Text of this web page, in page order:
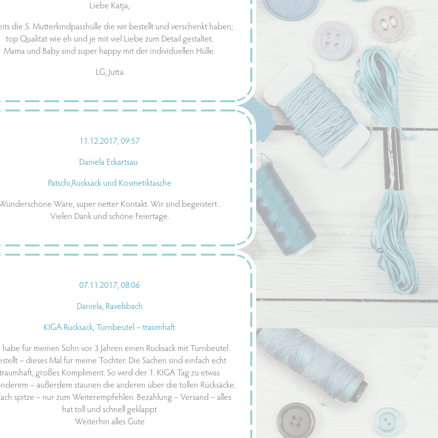
Liebe Katja,
die 5. Mutterkindpasshülle die wir bestellt und verschenkt haben;
top Qualität wie eh und je mit viel Liebe zum Detail gestaltet.
Mama und Baby sind super happy mit der individuellen Hülle.
LG, Jutta
1 1.12.2017, 09:57
Daniela Eckartsau
Patschi,Rucksack und Kosmetiktasche
Ware, super netter Kontakt. Wir sind begeistert .
Vielen Dank und schöne Feiertage.
07.11.2017, 08:06
Daniela, Ravelsbach
KIGA Rucksack, Turnbeutel – traumhaft
habe für meinen Sohn vor 3 Jahren einen Rucksack mit Turnbeutel
– dieses Mal für meine Tochter. Die Sachen sind einfach echt
großes Kompliment. So wird der 1. KIGA Tag zu etwas
– außerdem staunen die anderen über die tollen Rücksäcke.
spitze – nur zum Weiterempfehlen. Bezahlung – Versand – alles
hat toll und schnell geklappt
Weiterhin alles Gute